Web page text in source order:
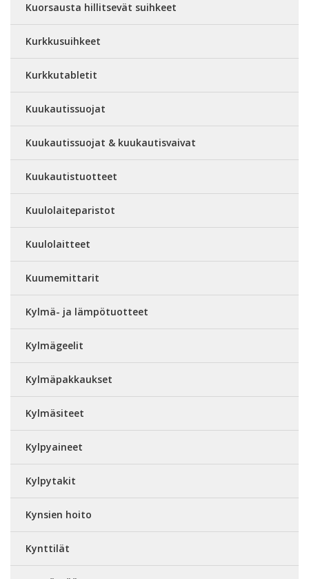
Kuorsausta hillitsevät suihkeet
Kurkkusuihkeet
Kurkkutabletit
Kuukautissuojat
Kuukautissuojat & kuukautisvaivat
Kuukautistuotteet
Kuulolaiteparistot
Kuulolaitteet
Kuumemittarit
Kylmä- ja lämpötuotteet
Kylmägeelit
Kylmäpakkaukset
Kylmäsiteet
Kylpyaineet
Kylpytakit
Kynsien hoito
Kynttilät